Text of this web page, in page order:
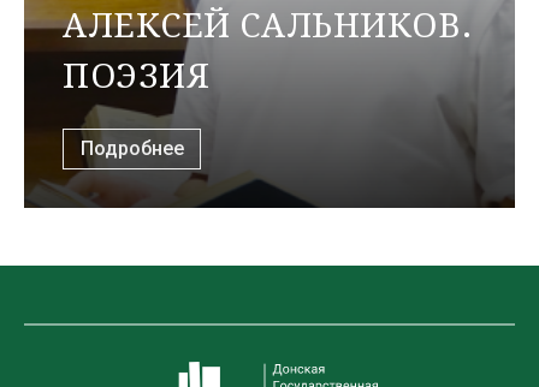
АЛЕКСЕЙ САЛЬНИКОВ.
ПОЭЗИЯ
Подробнее